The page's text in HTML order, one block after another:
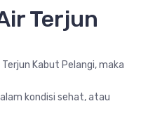
Terjun
Kabut Pelangi, maka
kondisi sehat, atau